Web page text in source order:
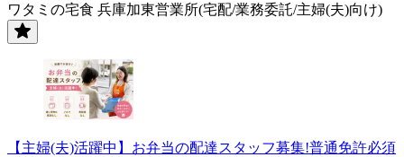
ワタミの宅食 兵庫加東営業所(宅配/業務委託/主婦(夫)向け)
【主婦(夫)活躍中】お弁当の配達スタッフ募集!普通免許必須